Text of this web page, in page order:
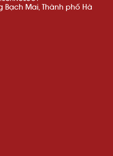
Bạch Mai, Thành phố Hà